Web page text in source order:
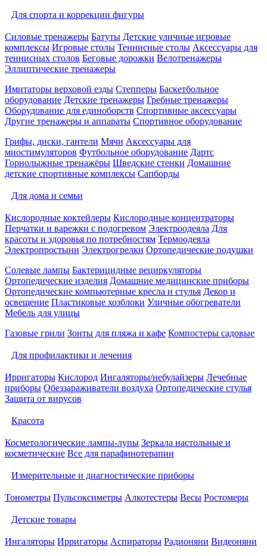
Для спорта и коррекции фигуры
Силовые тренажеры Батуты Детские уличные игровые
комплексы Игровые столы Теннисные столы Аксессуары для
теннисных столов Беговые дорожки Велотренажеры
Эллиптические тренажеры
Имитаторы верховой езды Степперы Баскетбольное
оборудование Детские тренажеры Гребные тренажеры
Оборудование для единоборств Спортивные аксессуары
Другие тренажеры и аппараты Спортивное оборудование
Грифы, диски, гантели Мячи Аксессуары для
миостимуляторов Футбольное оборудование Дартс
Горнолыжные тренажёры Шведские стенки Домашние
детские спортивные комплексы Сапборды
Для дома и семьи
Кислородные коктейлеры Кислородные концентраторы
Перчатки и варежки с подогревом Электроодеяла Для
красоты и здоровья по потребностям Термоодеяла
Электропростыни Электрогрелки Ортопедические подушки
Солевые лампы Бактерицидные рециркуляторы
Ортопедические изделия Домашние медицинские приборы
Ортопедические компьютерные кресла и стулья Декор и
освещение Пластиковые хозблоки Уличные обогреватели
Мебель для улицы
Газовые грили Зонты для пляжа и кафе Компостеры садовые
Для профилактики и лечения
Ирригаторы Кислород Ингаляторы/небулайзеры Лечебные
приборы Обеззараживатели воздуха Ортопедические стулья
Защита от вирусов
Красота
Косметологические лампы-лупы Зеркала настольные и
косметические Все для парафинотерапии
Измерительные и диагностические приборы
Тонометры Пульсоксиметры Алкотестеры Весы Ростомеры
Детские товары
Ингаляторы Ирригаторы Аспираторы Радионяни Видеоняни